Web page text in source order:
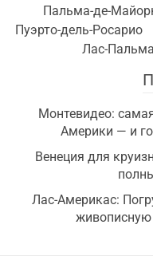
Пальма-де-
Пуэрто-дель-Росарио
Лас-
Монтевидео:
Америки — и
Венеция для
Лас-Америкас: